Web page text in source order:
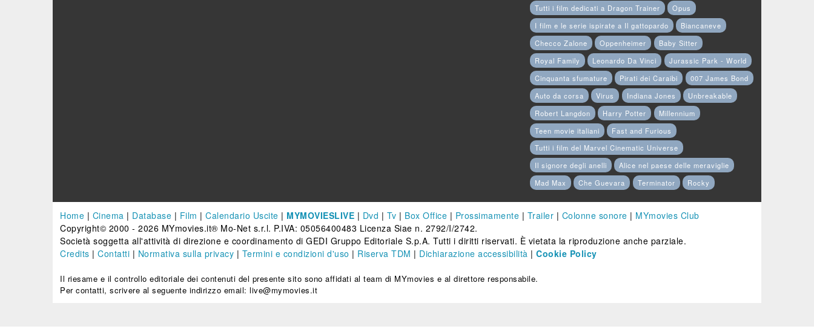
Tutti i film dedicati a Dragon Trainer
Opus
I film e le serie ispirate a Il gattopardo
Biancaneve
Checco Zalone
Oppenheimer
Baby Sitter
Royal Family
Leonardo Da Vinci
Jurassic Park - World
Cinquanta sfumature
Pirati dei Caraibi
007 James Bond
Auto da corsa
Virus Indiana Jones
Unbreakable
Robert Langdon
Harry Potter
Millennium
Teen movie italiani
Fast and Furious
Tutti i film del Marvel Cinematic Universe
Il signore degli anelli
Alice nel paese delle meraviglie
Mad Max
Che Guevara Terminator Rocky
Home | Cinema | Database | Film | Calendario Uscite | MYMOVIESLIVE | Dvd | Tv | Box Office | Prossimamente | Trailer | Colonne sonore | MYmovies Club
Copyright© 2000 - 2026 MYmovies.it® Mo-Net s.r.l. P.IVA: 05056400483 Licenza Siae n. 2792/I/2742.
Società soggetta all'attività di direzione e coordinamento di GEDI Gruppo Editoriale S.p.A. Tutti i diritti riservati. È vietata la riproduzione anche parziale.
Credits | Contatti | Normativa sulla privacy | Termini e condizioni d'uso | Riserva TDM | Dichiarazione accessibilità | Cookie Policy
Il riesame e il controllo editoriale dei contenuti del presente sito sono affidati al team di MYmovies e al direttore responsabile.
Per contatti, scrivere al seguente indirizzo email: live@mymovies.it